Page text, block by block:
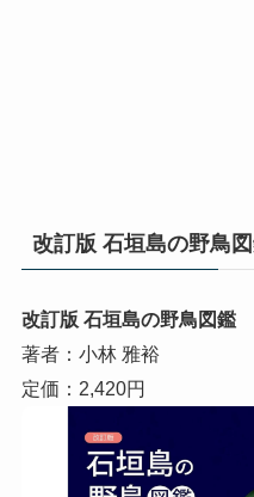
改訂版 石垣島の野鳥図
改訂版 石垣島の野鳥図鑑
著者：小林 雅裕
定価：2,420円